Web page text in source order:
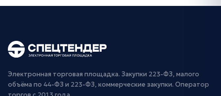
Электронная торговая площадка. Закупки 223-ФЗ, малого
объёма по 44-ФЗ и 223-ФЗ, коммерческие закупки. Оператор